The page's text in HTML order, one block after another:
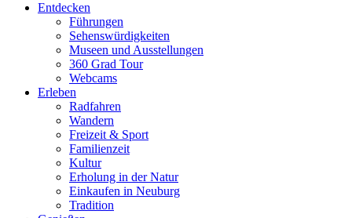
Entdecken
Führungen
Sehenswürdigkeiten
Museen und Ausstellungen
360 Grad Tour
Webcams
Erleben
Radfahren
Wandern
Freizeit & Sport
Familienzeit
Kultur
Erholung in der Natur
Einkaufen in Neuburg
Tradition